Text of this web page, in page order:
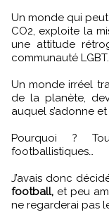
Un monde qui
CO2, exploite la
une attitude
communauté LGBT.
Un monde irréel
de la planète,
auquel s’adonne et
Pourquoi ?
footballistiques…
J’avais donc
football, et peu
ne regarderai pas